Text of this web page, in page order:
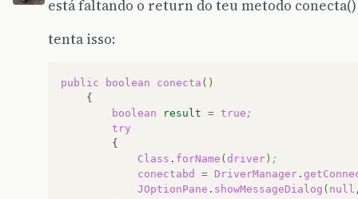
está faltando o return do teu metodo conecta()
tenta isso:
public boolean conecta ()
boolean
result = true ;
try
Class . forName ( driver ) ;
conectabd
= DriverManager .
JOptionPane . showMessageDialog ( null